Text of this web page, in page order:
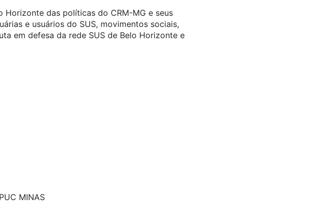
das políticas do CRM-MG e seus
e usuários do SUS, movimentos sociais,
em defesa da rede SUS de Belo Horizonte e
MINAS